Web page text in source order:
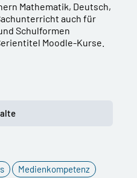
Mathematik, Deutsch,
auch für
Schulformen
Moodle-Kurse.
Medienkompetenz